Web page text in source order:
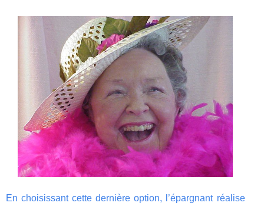
En choisissant cette dernière option, l’épargnant réalise